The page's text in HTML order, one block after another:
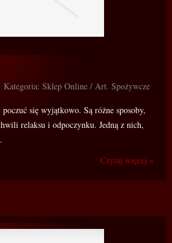
Kategoria: Sklep Online / Art. Spożywcze
się wyjątkowo. Są różne sposoby,
relaksu i odpoczynku. Jedną z nich,
Czytaj więcej »